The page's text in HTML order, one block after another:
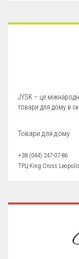
JYSK – це
товари для дому в
Товари для дому
+38 (044) 247-07-86
ТРЦ King Cross